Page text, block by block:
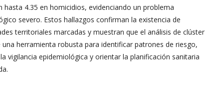
hasta 4.35 en homicidios, evidenciando un problema
severo. Estos hallazgos confirman la existencia de
territoriales marcadas y muestran que el análisis de clúster
herramienta robusta para identificar patrones de riesgo,
vigilancia epidemiológica y orientar la planificación sanitaria